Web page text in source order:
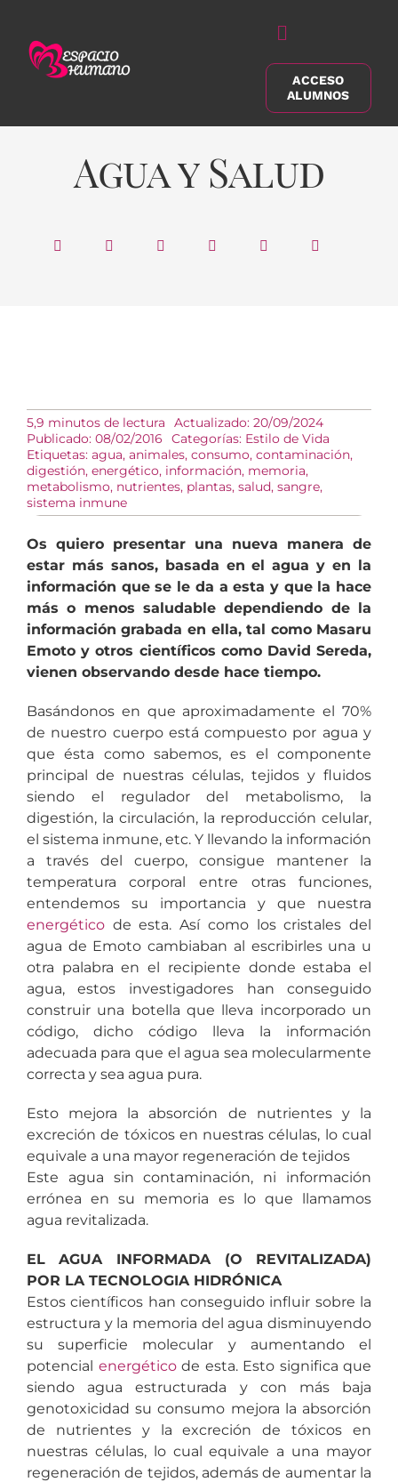
contenido
Alternar
navegación
Buscar:
ACCESO
ALUMNOS
Agua y Salud
5,9 minutos de lectura
Actualizado: 20/09/2024
Publicado: 08/02/2016
Categorías: Estilo de Vida
Etiquetas: agua, animales, consumo, contaminación,
digestión, energético, información, memoria,
metabolismo, nutrientes, plantas, salud, sangre,
sistema inmune
Os quiero presentar una nueva manera de
estar más sanos, basada en el agua y en la
información que se le da a esta y que la hace
más o menos saludable dependiendo de la
información grabada en ella, tal como Masaru
Emoto y otros científicos como David Sereda,
vienen observando desde hace tiempo.
Basándonos en que aproximadamente el 70%
de nuestro cuerpo está compuesto por agua y
que ésta como sabemos, es el componente
principal de nuestras células, tejidos y fluidos
siendo el regulador del metabolismo, la
digestión, la circulación, la reproducción celular,
el sistema inmune, etc. Y llevando la información
a través del cuerpo, consigue mantener la
temperatura corporal entre otras funciones,
entendemos su importancia y que nuestra
energéticode esta. Así como los cristales del
agua de Emoto cambiaban al escribirles una u
otra palabra en el recipiente donde estaba el
agua, estos investigadores han conseguido
construir una botella que lleva incorporado un
código, dicho código lleva la información
adecuada para que el agua sea molecularmente
correcta y sea agua pura.
Esto mejora la absorción de nutrientes y la
excreción de tóxicos en nuestras células, lo cual
equivale a una mayor regeneración de tejidos
Este agua sin contaminación, ni información
errónea en su memoria es lo que llamamos
agua revitalizada.
EL AGUA INFORMADA (O REVITALIZADA)
POR LA TECNOLOGIA HIDRÓNICA
Estos científicos han conseguido influir sobre la
estructura y la memoria del agua disminuyendo
su superficie molecular y aumentando el
potencial energéticode esta. Esto significa que
siendo agua estructurada y con más baja
genotoxicidad su consumo mejora la absorción
de nutrientes y la excreción de tóxicos en
nuestras células, lo cual equivale a una mayor
regeneración de tejidos, además de aumentar la